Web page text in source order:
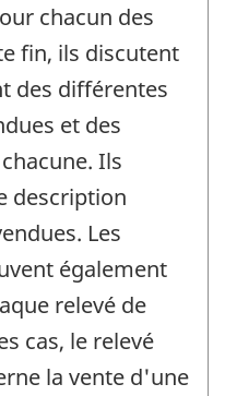
chacun des
fin, ils discutent
des différentes
et des
Ils
description
Les
également
relevé de
cas, le relevé
la vente d'une